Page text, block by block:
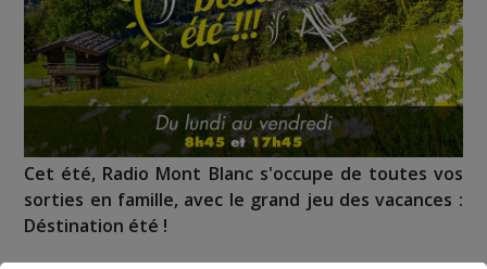
Cet été, Radio Mont Blanc s'occupe de toutes vos
sorties en famille, avec le grand jeu des vacances :
Déstination été !